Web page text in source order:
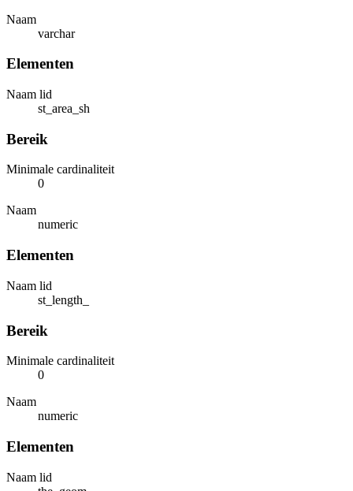
Naam
varchar
Elementen
Naam lid
st_area_sh
Bereik
Minimale cardinaliteit
0
Naam
numeric
Elementen
Naam lid
st_length_
Bereik
Minimale cardinaliteit
0
Naam
numeric
Elementen
Naam lid